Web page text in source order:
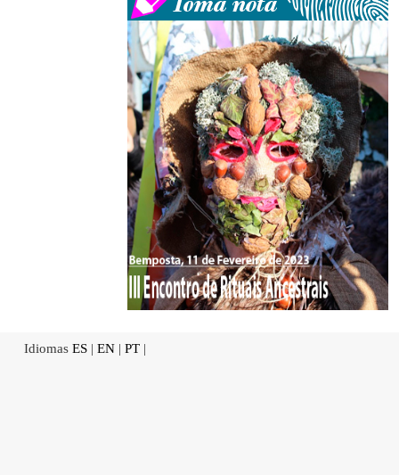
Idiomas ES | EN | PT |